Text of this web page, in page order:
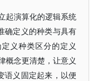
起演算化的逻辑系统
确定义的种类与具有
义种类区分的定义
概念更清楚，让意义
语义固定起来，以便